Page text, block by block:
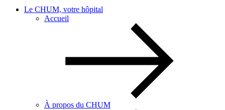
Le CHUM, votre hôpital
Accueil
À propos du CHUM